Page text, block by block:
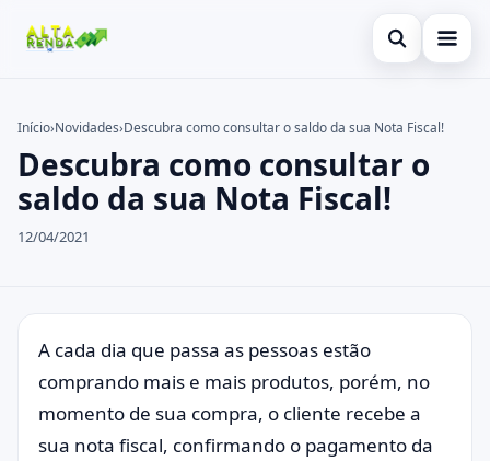
Abrir busca
Cartão de Crédito
Consignado
Finanças
Imóvel
Legal
Buscar no site ×
Buscar por:
Pressione Enter para buscar ou ESC para fechar.
Início›Novidades›Descubra como consultar o saldo da sua Nota Fiscal!
Descubra como consultar o
saldo da sua Nota Fiscal!
12/04/2021
A cada dia que passa as pessoas estão
comprando mais e mais produtos, porém, no
momento de sua compra, o cliente recebe a
sua nota fiscal, confirmando o pagamento da